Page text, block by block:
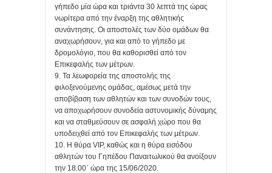
γήπεδο μία ώρα και τριάντα 30 λεπτά της ώρας
νωρίτερα από την έναρξη της αθλητικής
συνάντησης. Οι αποστολές των δύο ομάδων θα
αναχωρήσουν, για και από το γήπεδο με
δρομολόγιο, που θα καθορισθεί από τον
Επικεφαλής των μέτρων.
9. Τα λεωφορεία της αποστολής της
φιλοξενούμενης ομάδας, αμέσως μετά την
αποβίβαση των αθλητών και των συνοδών τους,
να αποχωρήσουν συνοδεία αστυνομικής δύναμης
και να σταθμεύσουν σε ασφαλή χώρο που θα
υποδειχθεί από τον Επικεφαλής των μέτρων.
10. H θύρα VIP, καθώς και η θύρα εισόδου
αθλητών του Γηπέδου Παναιτωλικού θα ανοίξουν
την 18.00΄ ώρα της 15/06/2020.